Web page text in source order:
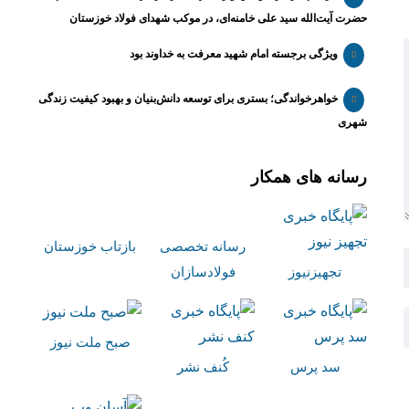
حضرت آیت‌الله سید علی خامنه‌ای، در موکب شهدای فولاد خوزستان
ویژگی برجسته امام شهید معرفت به خداوند بود
خواهرخواندگی؛ بستری برای توسعه دانش‌بنیان و بهبود کیفیت زندگی
شهری
رسانه های همکار
تجهیزنیوز
رسانه تخصصی
فولادسازان
بازتاب خوزستان
سد پرس کُنف نشر
صبح ملت نیوز